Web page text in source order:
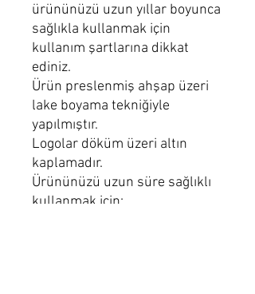
ürününüzü uzun yıllar boyunca
sağlıkla kullanmak için
kullanım şartlarına dikkat
ediniz.
Ürün preslenmiş ahşap üzeri
lake boyama tekniğiyle
yapılmıştır.
Logolar döküm üzeri altın
kaplamadır.
Ürününüzü uzun süre sağlıklı
kullanmak için: